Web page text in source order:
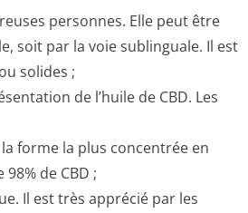
personnes. Elle peut être
soit par la voie sublinguale. Il est
solides ;
de l’huile de CBD. Les
la forme la plus concentrée en
de CBD ;
Il est très apprécié par les